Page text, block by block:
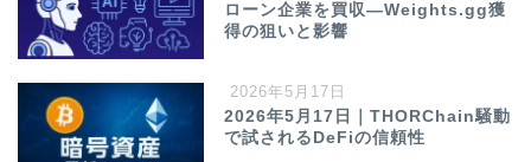
ローン企業を買収—Weights.gg獲
得の狙いと影響
2026年5月17日
2026年5月17日｜THORChain騒動
で試されるDeFiの信頼性